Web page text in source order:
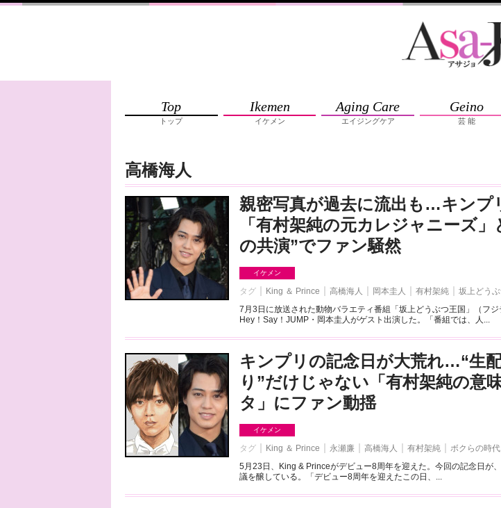
Top
トップ
Ikemen
イケメン
Aging Care
エイジングケア
Geino
芸 能
高橋海人
親密写真が過去に流出も…キンプ
「有村架純の元カレジャニーズ
の共演”でファン騒然
イケメン
タグ King ＆ Prince 高橋海人 岡本圭人 有村架純
坂上どう
7月3日に放送された動物バラエティ番組「坂上どうぶつ王国」（フ
Hey！Say！JUMP・岡本圭人がゲスト出演した。「番組では、人...
キンプリの記念日が大荒れ…“生
り”だけじゃない「有村架純の意
タ」にファン動揺
イケメン
タグ King ＆ Prince 永瀬廉 高橋海人 有村架純
ボクらの時代
5月23日、King & Princeがデビュー8周年を迎えた。今回の記念日が
議を醸している。「デビュー8周年を迎えたこの日、...